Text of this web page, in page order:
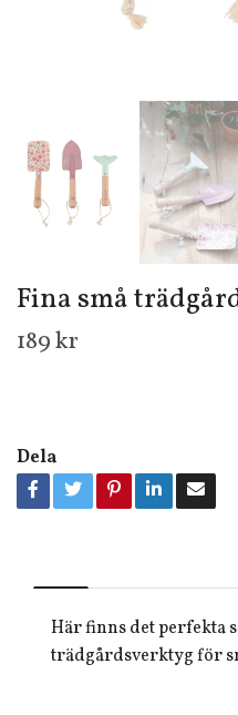
Fina små
189 kr
Dela
Här finns det perfekta
trädgårdsverktyg för